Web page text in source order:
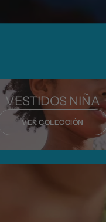
VESTIDOS NIÑA
VER COLECCIÓN